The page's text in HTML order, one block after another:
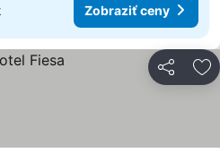
Zobraziť ceny
Zdieľať